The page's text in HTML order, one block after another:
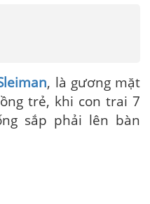
, là gương mặt
trẻ, khi con trai 7
sắp phải lên bàn